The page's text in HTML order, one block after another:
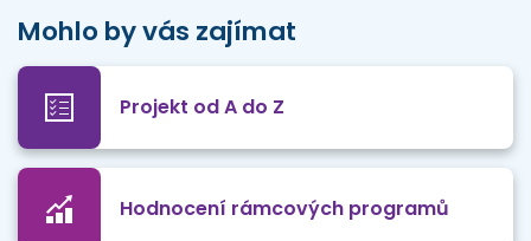
Mohlo by vás zajímat
Projekt od A do Z
Hodnocení rámcových programů